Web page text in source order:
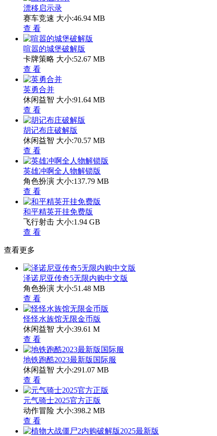
漂移启示录
赛车竞速 大小:46.94 MB
查 看
喧嚣的城堡破解版
卡牌策略 大小:52.67 MB
查 看
英勇合并
休闲益智 大小:91.64 MB
查 看
胡记布庄破解版
休闲益智 大小:70.57 MB
查 看
英雄冲啊全人物解锁版
角色扮演 大小:137.79 MB
查 看
和平精英开挂免费版
飞行射击 大小:1.94 GB
查 看
查看更多
泽诺尼亚传奇5无限内购中文版
角色扮演 大小:51.48 MB
查 看
怪怪水族馆无限金币版
休闲益智 大小:39.61 M
查 看
地铁跑酷2023最新版国际服
休闲益智 大小:291.07 MB
查 看
元气骑士2025官方正版
动作冒险 大小:398.2 MB
查 看